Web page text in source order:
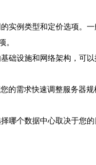
例类型和定价选项。
。
设施和网络架构，可
需求快速调整服务器
个数据中心取决于您